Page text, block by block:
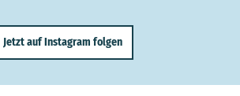
Jetzt auf Instagram folgen